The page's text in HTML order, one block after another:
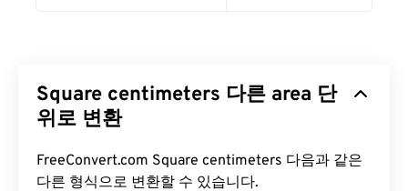
Square centimeters 다른 area 단
위로 변환
FreeConvert.com Square centimeters 다음과 같은
다른 형식으로 변환할 수 있습니다.